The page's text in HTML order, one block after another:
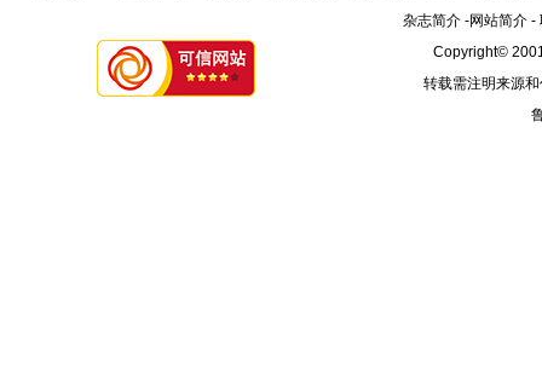
杂志简介-网站简介-
Copyright©
转载需注明来源